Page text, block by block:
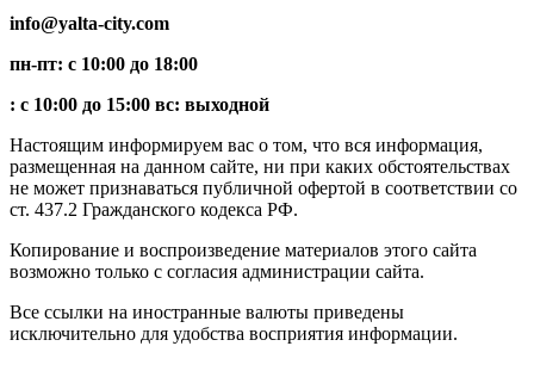
info@yalta-city.com
пн-пт: с 10:00 до 18:00
: с 10:00 до 15:00 вс: выходной
Настоящим информируем вас о том, что вся информация,
размещенная на данном сайте, ни при каких обстоятельствах
не может признаваться публичной офертой в соответствии со
ст. 437.2 Гражданского кодекса РФ.
Копирование и воспроизведение материалов этого сайта
возможно только с согласия администрации сайта.
Все ссылки на иностранные валюты приведены
исключительно для удобства восприятия информации.